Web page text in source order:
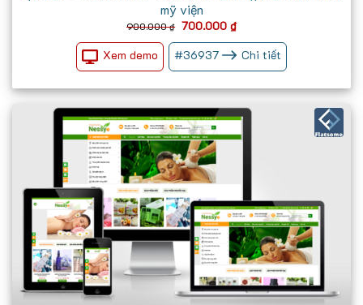
mỹ viện
900.000₫ Giá
là:
900.000 ₫.
700.000 ₫Giá
hiện
tại
là:
700.000 ₫.
Xem demo #36937 Chi tiết